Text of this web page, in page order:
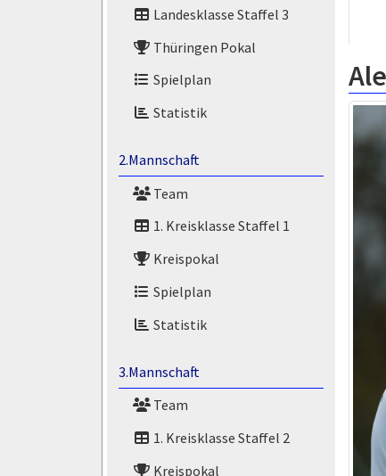
Landesklasse Staffel 3
Thüringen Pokal
Spielplan
Statistik
2.Mannschaft
Team
1. Kreisklasse Staffel 1
Kreispokal
Spielplan
Statistik
3.Mannschaft
Team
1. Kreisklasse Staffel 2
Kreispokal